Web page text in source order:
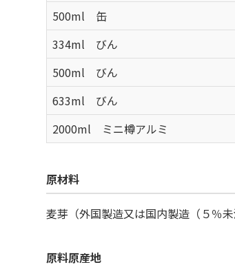
500ml 缶
334ml びん
500ml びん
633ml びん
2000ml ミニ樽アルミ
原材料
麦芽（外国製造又は国内製造（５％
原料原産地